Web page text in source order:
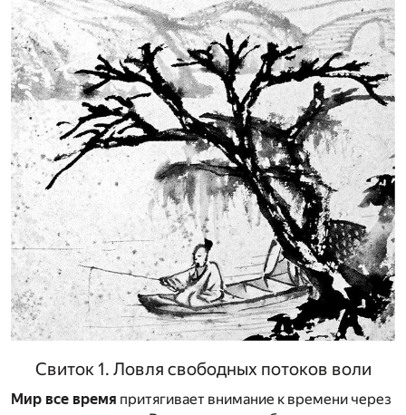
Свиток 1. Ловля свободных потоков воли
Мир все время притягивает внимание к времени через